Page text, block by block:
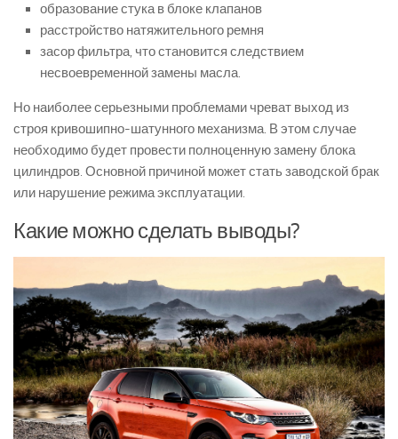
образование стука в блоке клапанов
расстройство натяжительного ремня
засор фильтра, что становится следствием
несвоевременной замены масла.
Но наиболее серьезными проблемами чреват выход из
строя кривошипно-шатунного механизма. В этом случае
необходимо будет провести полноценную замену блока
цилиндров. Основной причиной может стать заводской брак
или нарушение режима эксплуатации.
Какие можно сделать выводы?